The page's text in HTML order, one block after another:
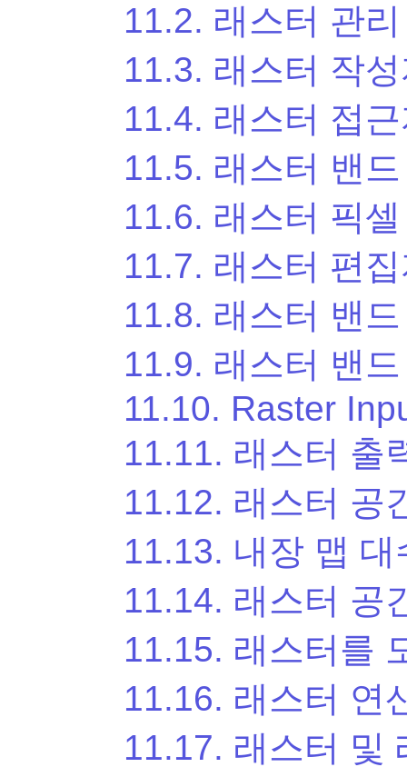
11.2. 래스터 관리
11.3. 래스터 작
11.4. 래스터 접
11.5. 래스터 밴
11.6. 래스터 픽
11.7. 래스터 편
11.8. 래스터 밴
11.9. 래스터 밴
11.10. Raster
11.11. 래스터 출
11.12. 래스터 공
11.13. 내장 맵
11.14. 래스터 공
11.15. 래스터를
11.16. 래스터 연
11.17. 래스터 및